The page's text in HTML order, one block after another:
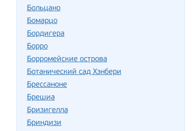
Больцано
Бомарцо
Бордигера
Борро
Борромейские острова
Ботанический сад Хэнбери
Брессаноне
Брешиа
Бризигелла
Бриндизи